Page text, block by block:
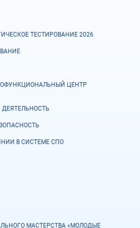
ТЕСТИРОВАНИЕ 2026
ЦЕНТР
В СИСТЕМЕ СПО
МАСТЕРСТВА «МОЛОДЫЕ